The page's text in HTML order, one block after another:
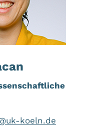
koeln.de